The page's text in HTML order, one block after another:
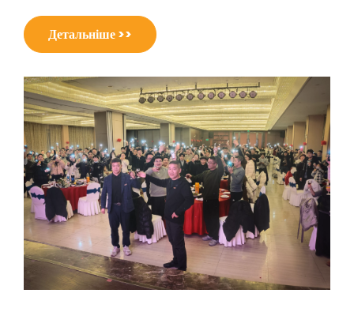
Цьогорічна конференція була особливою, оскільки
відзначила важливу віху в Compa
Детальніше >>